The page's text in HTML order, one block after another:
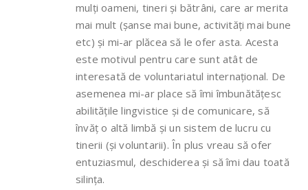
mulți oameni, tineri și bătrâni, care ar merita
mai mult (șanse mai bune, activități mai bune
etc) și mi-ar plăcea să le ofer asta. Acesta
este motivul pentru care sunt atât de
interesată de voluntariatul internațional. De
asemenea mi-ar place să îmi îmbunătățesc
abilitățile lingvistice și de comunicare, să
învăț o altă limbă și un sistem de lucru cu
tinerii (și voluntarii). În plus vreau să ofer
entuziasmul, deschiderea și să îmi dau toată
silința.